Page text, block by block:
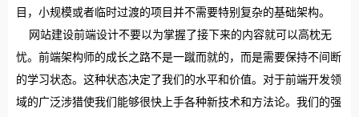
目，小规模或者临时过渡的项目并不需要特别复杂的基础架构。
网站建设前端设计不要以为掌握了接下来的内容就可以高枕无
忧。前端架构师的成长之路不是一蹴而就的，而是需要保持不间断
的学习状态。这种状态决定了我们的水平和价值。对于前端开发领
域的广泛涉猎使我们能够很快上手各种新技术和方法论。我们的强